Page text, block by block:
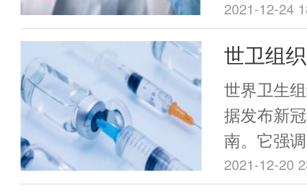
（VAERS
系统报告
界的数据
是否有安
导致某些
国内地主
题组合作
为
bearing
protects
SARS-
文，该研
米颗粒疫
关生命安
紧接着会
于“安全”
原，疫苗
少的辅料
其中最重
尽管那些
令人担忧
2021-12-24
世卫组
打”临时
世界卫生
据发布新
南。它强
同一厂家
2021-12-20